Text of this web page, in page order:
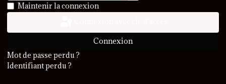
Afficher le mot de passe
Maintenir la connexion
Connexion
Mot de passe perdu ?
Identifiant perdu ?